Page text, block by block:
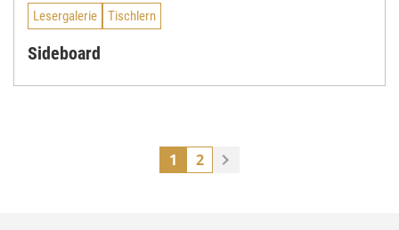
Lesergalerie Tischlern
Sideboard
1 2